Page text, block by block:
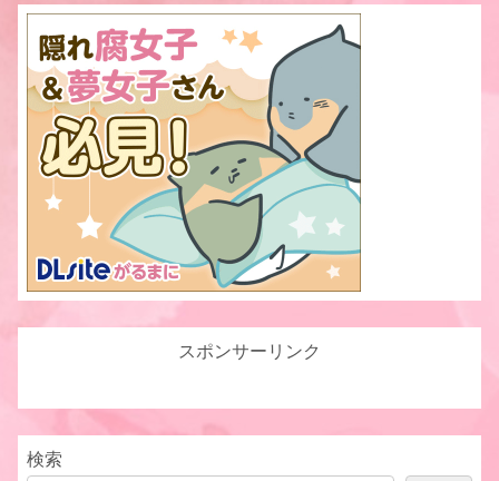
スポンサーリンク
検索